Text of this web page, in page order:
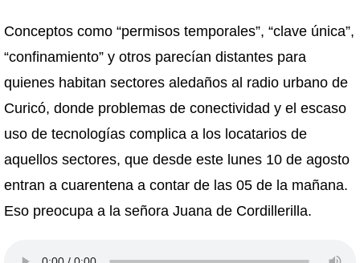
Conceptos como “permisos temporales”, “clave única”,
“confinamiento” y otros parecían distantes para
quienes habitan sectores aledaños al radio urbano de
Curicó, donde problemas de conectividad y el escaso
uso de tecnologías complica a los locatarios de
aquellos sectores, que desde este lunes 10 de agosto
entran a cuarentena a contar de las 05 de la mañana.
Eso preocupa a la señora Juana de Cordillerilla.